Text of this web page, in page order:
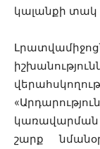
կալանքի տակ
կառավարման
շարք